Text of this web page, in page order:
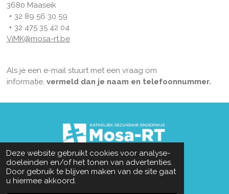
Deze website gebruikt cookies voor analyse-
doeleinden en/of het tonen van advertenties.
Door gebruik te blijven maken van de site gaat
u hiermee akkoord.
3680 Maaseik
+ 32 89 56 30 59
+ 32 475 35 42 04
ViMK@mosa-rt.be
Als je een e-mail stuurt met een vraag om
informatie, vermeld dan je naam en telefoonnummer.